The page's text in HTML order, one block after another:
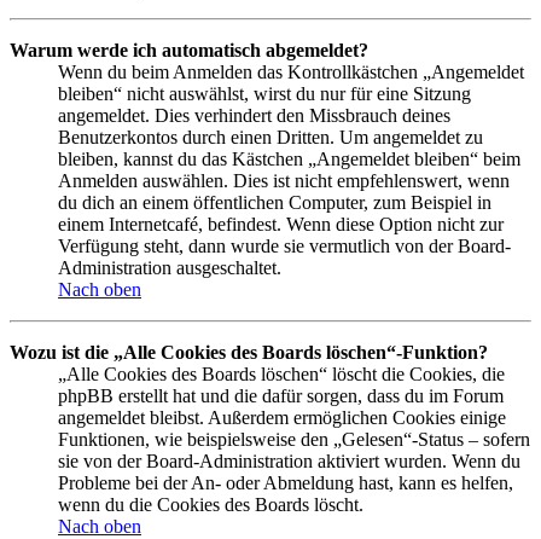
Warum werde ich automatisch abgemeldet?
Wenn du beim Anmelden das Kontrollkästchen „Angemeldet
bleiben“ nicht auswählst, wirst du nur für eine Sitzung
angemeldet. Dies verhindert den Missbrauch deines
Benutzerkontos durch einen Dritten. Um angemeldet zu
bleiben, kannst du das Kästchen „Angemeldet bleiben“ beim
Anmelden auswählen. Dies ist nicht empfehlenswert, wenn
du dich an einem öffentlichen Computer, zum Beispiel in
einem Internetcafé, befindest. Wenn diese Option nicht zur
Verfügung steht, dann wurde sie vermutlich von der Board-
Administration ausgeschaltet.
Nach oben
Wozu ist die „Alle Cookies des Boards löschen“-Funktion?
„Alle Cookies des Boards löschen“ löscht die Cookies, die
phpBB erstellt hat und die dafür sorgen, dass du im Forum
angemeldet bleibst. Außerdem ermöglichen Cookies einige
Funktionen, wie beispielsweise den „Gelesen“-Status – sofern
sie von der Board-Administration aktiviert wurden. Wenn du
Probleme bei der An- oder Abmeldung hast, kann es helfen,
wenn du die Cookies des Boards löscht.
Nach oben